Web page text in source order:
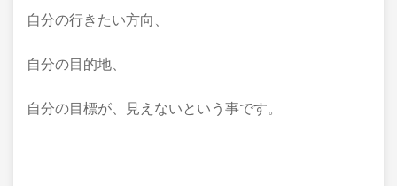
自分の行きたい方向、
自分の目的地、
自分の目標が、見えないという事です。